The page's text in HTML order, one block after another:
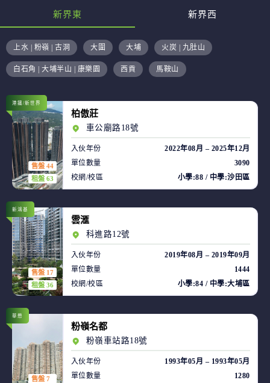
新界東 新界西
上水 | 粉嶺 | 古洞 大圍 大埔 火炭 | 九肚山
白石角 | 大埔半山 | 康樂園 西貢 馬鞍山
售盤 44
租盤 63
港鐵/新世界
柏傲莊
車公廟路18號
入伙年份
2022年08月 – 2025年12月
單位數量
3090
校網/校區
小學:88 / 中學:沙田區
售盤 17
租盤 36
新鴻基
雲滙
科進路12號
入伙年份
2019年08月 – 2019年09月
單位數量
1444
校網/校區
小學:84 / 中學:大埔區
售盤 7
華懋
粉嶺名都
粉嶺車站路18號
入伙年份
1993年05月 – 1993年05月
單位數量
1280